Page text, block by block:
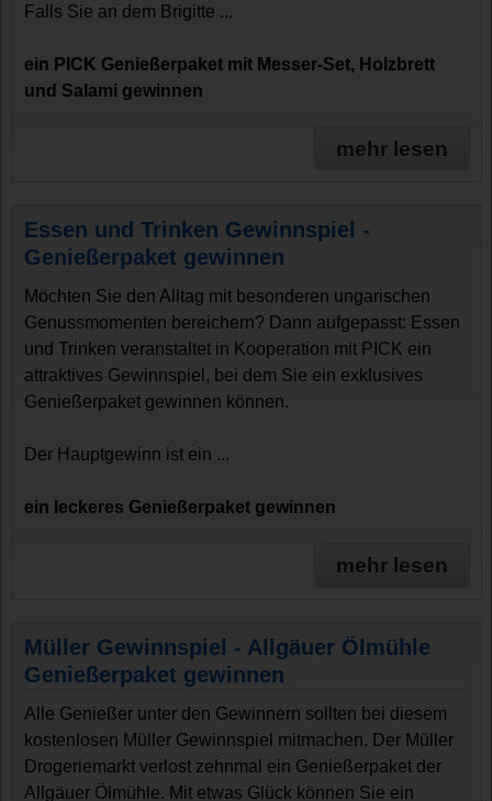
Falls Sie an dem Brigitte ...
ein PICK Genießerpaket mit Messer-Set, Holzbrett
und Salami gewinnen
mehr lesen
Essen und Trinken Gewinnspiel -
Genießerpaket gewinnen
Möchten Sie den Alltag mit besonderen ungarischen
Genussmomenten bereichern? Dann aufgepasst: Essen
und Trinken veranstaltet in Kooperation mit PICK ein
attraktives Gewinnspiel, bei dem Sie ein exklusives
Genießerpaket gewinnen können.
Der Hauptgewinn ist ein ...
ein leckeres Genießerpaket gewinnen
mehr lesen
Müller Gewinnspiel - Allgäuer Ölmühle
Genießerpaket gewinnen
Alle Genießer unter den Gewinnern sollten bei diesem
kostenlosen Müller Gewinnspiel mitmachen. Der Müller
Drogeriemarkt verlost zehnmal ein Genießerpaket der
Allgäuer Ölmühle. Mit etwas Glück können Sie ein